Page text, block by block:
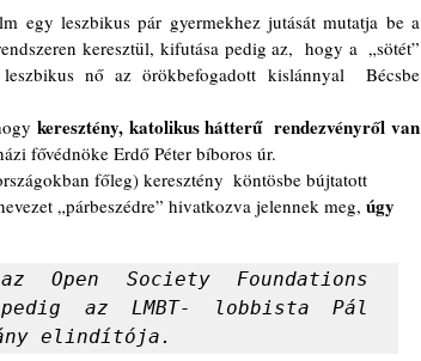
egy leszbikus pár gyermekhez jutását mutatja be a
keresztül, kifutása pedig az,  hogy a  „sötét”
nő az örökbefogadott kislánnyal  Bécsbe
keresztény, katolikus hátterű  rendezvényről van
fővédnöke Erdő Péter bíboros úr.
„párbeszédre” hivatkozva jelennek meg, úgy
Open Society Foundations
az LMBT- lobbista Pál
elindítója.